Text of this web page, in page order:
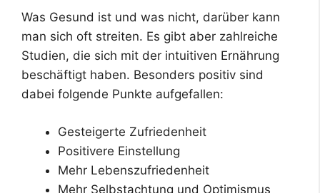
Was Gesund ist und was nicht, darüber kann
man sich oft streiten. Es gibt aber zahlreiche
Studien, die sich mit der intuitiven Ernährung
beschäftigt haben. Besonders positiv sind
dabei folgende Punkte aufgefallen:
Gesteigerte Zufriedenheit
Positivere Einstellung
Mehr Lebenszufriedenheit
Mehr Selbstachtung und Optimismus